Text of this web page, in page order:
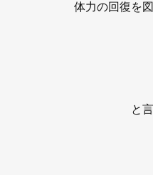
体力の回復を
と